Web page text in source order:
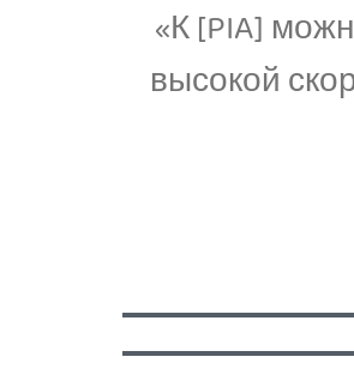
«К [PIA]
высокой